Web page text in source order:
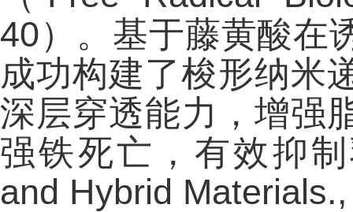
40）。基于藤黄酸在
成功构建了梭形纳米
深层穿透能力，增强
强铁死亡，有效抑
and Hybrid